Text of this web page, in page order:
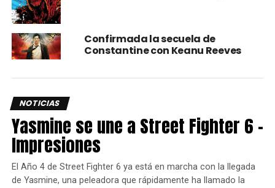
todo para triunfar y nos hubiera encantado saber hasta
donde pudo haber llegado, nos quedaremos con las ganas
de verlo junto a
Constantine.
Swamp thing
Universey estrena un episodio cada viernes.
comments
RELATED TOPICS: CONSTANTINE
DC UNIVERSE
SWAMP THING
Confirmada la secuela de
Constantine con Keanu Reeves
NOTICIAS
Yasmine se une a Street Fighter 6 –
Impresiones
El Año 4 de Street Fighter 6 ya está en marcha con la llegada
de Yasmine, una peleadora que rápidamente ha llamado la